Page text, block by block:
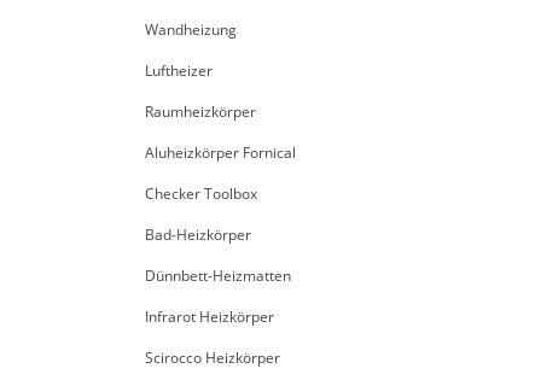
Wandheizung
Luftheizer
Raumheizkörper
Aluheizkörper Fornical
Checker Toolbox
Bad-Heizkörper
Dünnbett-Heizmatten
Infrarot Heizkörper
Scirocco Heizkörper